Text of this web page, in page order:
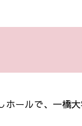
ールで、一橋大